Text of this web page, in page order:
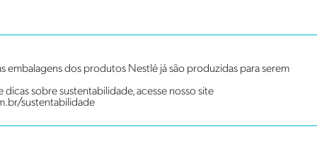
embalagens dos produtos Nestlé já são produzidas para serem
dicas sobre sustentabilidade, acesse nosso site
sustentabilidade